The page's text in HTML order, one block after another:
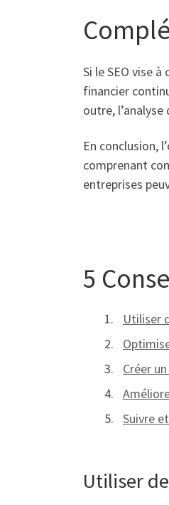
Si le SEO vise
financier
outre,
En conclusion,
comprenant
entreprises
5
Utiliser
Créer
Suivre
Utiliser